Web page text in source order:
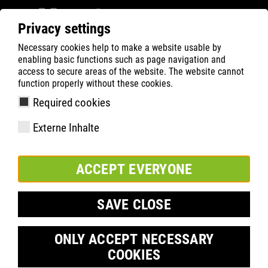
Privacy settings
Necessary cookies help to make a website usable by
enabling basic functions such as page navigation and
access to secure areas of the website. The website cannot
function properly without these cookies.
Required cookies
Externe Inhalte
ACCEPT EVERYONE
SAVE CLOSE
ONLY ACCEPT NECESSARY
COOKIES
ATLAS Company
Inside
ATLAS AUF DER SWISSBAU 2024!